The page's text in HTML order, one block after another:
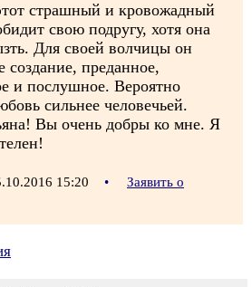
страшный и кровожадный
свою подругу, хотя она
Для своей волчицы он
преданное,
и послушное. Вероятно
сильнее человечьей.
Вы очень добры ко мне. Я
15:20 •
Заявить о